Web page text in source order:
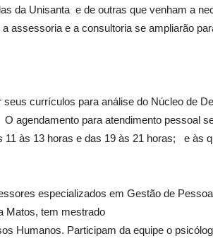
da Unisanta e de outras que venham a
assessoria e a consultoria se ampliarão
currículos para análise do Núcleo de
agendamento para atendimento pessoal
11 às 13 horas e das 19 às 21 horas; e às
especializados em Gestão de
Matos, tem mestrado
Humanos. Participam da equipe o